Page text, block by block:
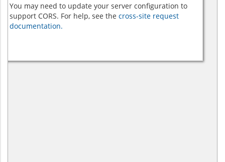
You may need to update your server configuration to
support CORS. For help, see the cross-site request
documentation.